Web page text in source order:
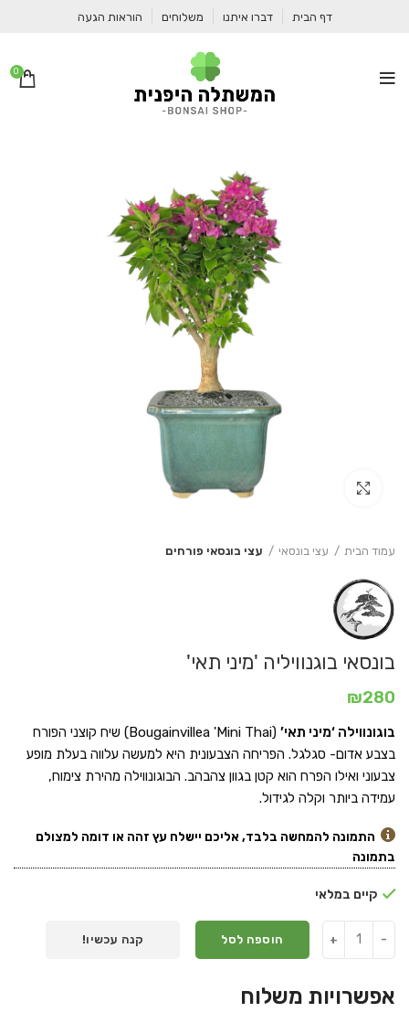
דף הבית דברו איתנו משלוחים הוראות הגעה
0
Click to enlarge
עמוד הבית עצי בונסאי עצי בונסאי פורחים
בונסאי בוגנוויליה 'מיני תאי'
₪280
בוגונווילה ‘מיני תאי’
(Bougainvillea 'Mini Thai) שיח קוצני הפורח
בצבע אדום- סגלגל. הפריחה הצבעונית היא למעשה עלווה בעלת מופע
צבעוני ואילו הפרח הוא קטן בגוון צהבהב. הבוגונווילה מהירת צימוח,
עמידה ביותר וקלה לגידול.
התמונה להמחשה בלבד, אליכם יישלח עץ זהה או דומה למצולם
בתמונה
קיים במלאי
הוספה לסל קנה עכשיו!
אפשרויות משלוח